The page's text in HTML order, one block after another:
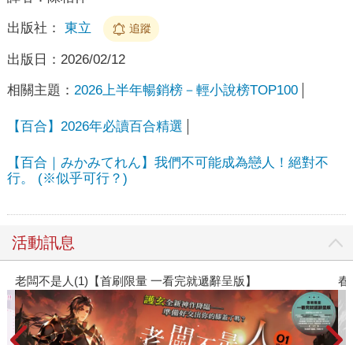
出版社： 東立 追蹤
出版日： 2026/02/12
相關主題： 2026上半年暢銷榜－輕小說榜TOP100
【百合】2026年必讀百合精選
【百合｜みかみてれん】我們不可能成為戀人！絕對不
行。 (※似乎可行？)
活動訊息
老闆不是人(1)【首刷限量 一看完就遞辭呈版】 春